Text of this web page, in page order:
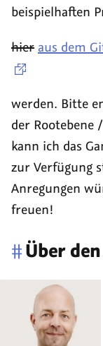
beispielhaften
hier aus dem
werden. Bitte
der Rootebene
kann ich das
zur Verfügung
Anregungen
freuen!
#Über